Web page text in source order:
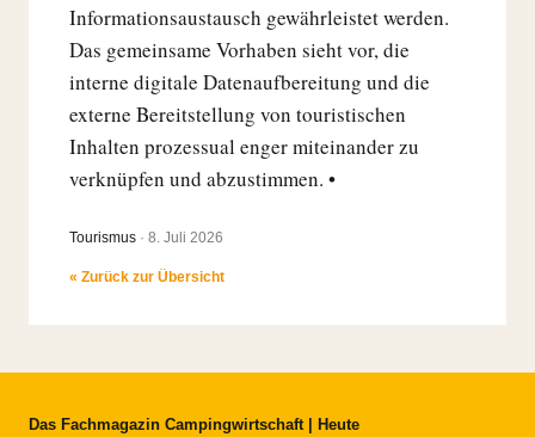
Informationsaustausch gewährleistet werden.
Das gemeinsame Vorhaben sieht vor, die
interne digitale Datenaufbereitung und die
externe Bereitstellung von touristischen
Inhalten prozessual enger miteinander zu
verknüpfen und abzustimmen. •
Tourismus · 8. Juli 2026
« Zurück zur Übersicht
Das Fachmagazin Campingwirtschaft | Heute